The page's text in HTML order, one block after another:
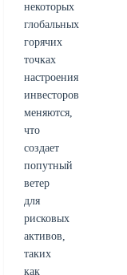
некоторых
глобальных
горячих
точках
настроения
инвесторов
меняются,
что
создает
попутный
ветер
для
рисковых
активов,
таких
как